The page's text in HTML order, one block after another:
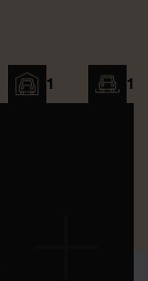
1 1